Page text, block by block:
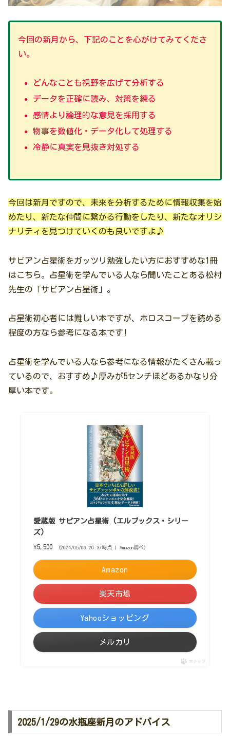
今回の新月から、下記のことを心がけてみてくださ
い。
どんなことも視野を広げて分析する
データを正確に読み、対策を練る
感情より論理的な意見を採用する
物事を数値化・データ化して処理する
冷静に真実を見抜き対処する
今回は新月ですので、未来を分析するために情報収集を始
めたり、新たな仲間に繋がる行動をしたり、新たなオリジ
ナリティを見つけていくのも良いですよ♪
サビアン占星術をガッツリ勉強したい方におすすめな1冊
はこちら。占星術を学んでいる人なら聞いたことある松村
先生の「サビアン占星術」。
占星術初心者には難しい本ですが、ホロスコープを読める
程度の方なら参考になる本です!
占星術を学んでいる人なら参考になる情報がたくさん載っ
ているので、おすすめ♪厚みが5センチほどあるかなり分
厚い本です。
愛蔵版 サビアン占星術 (エルブックス・シリー
ズ)
¥5,500 （2024/05/06 20:37時点 | Amazon調べ）
Amazon
楽天市場
Yahooショッピング
メルカリ
ポチップ
2025/1/29の水瓶座新月のアドバイス